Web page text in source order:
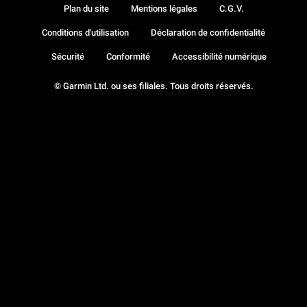
© Garmin Ltd. ou ses filiales. Tous droits réservés.
Plan du site Mentions légales C.G.V.
Conditions d'utilisation Déclaration de confidentialité
Sécurité Conformité Accessibilité numérique